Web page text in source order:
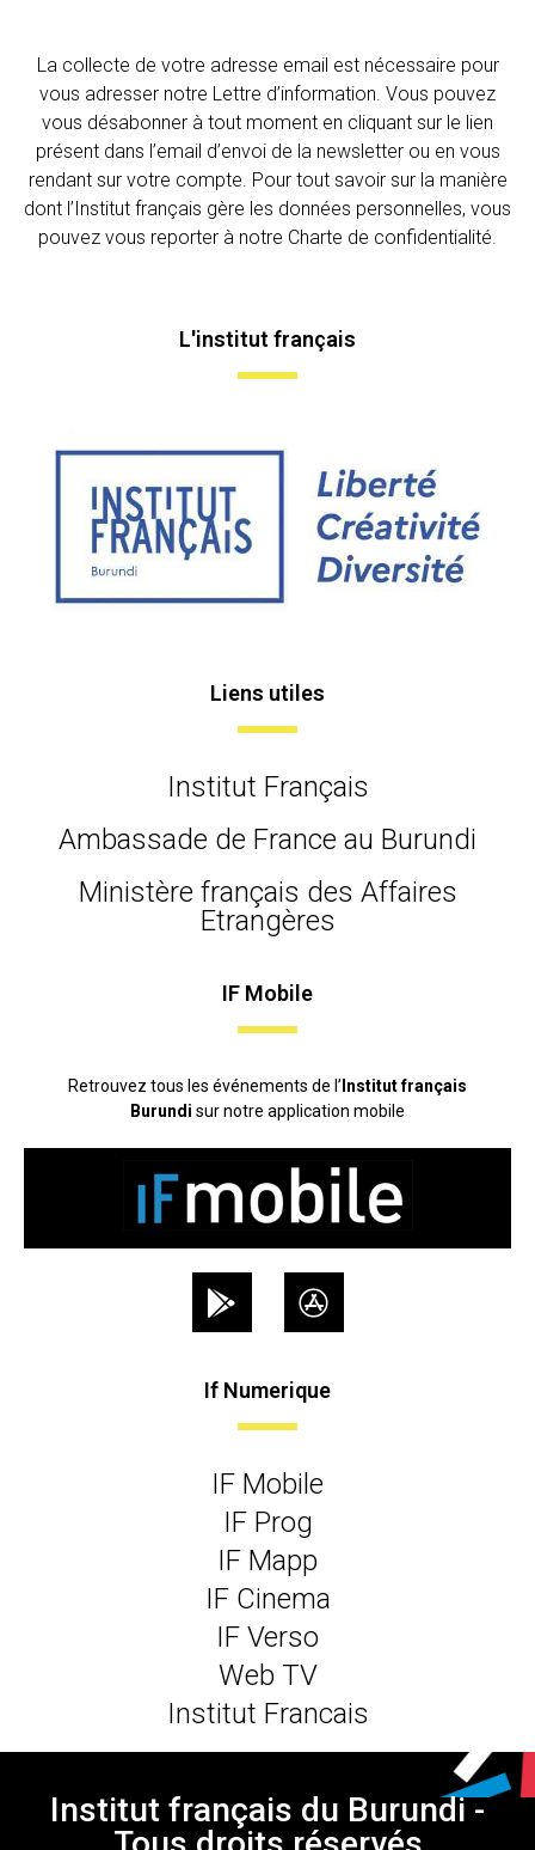
La collecte de votre adresse email est nécessaire pour
vous adresser notre Lettre d’information. Vous pouvez
vous désabonner à tout moment en cliquant sur le lien
présent dans l’email d’envoi de la newsletter ou en vous
rendant sur votre compte. Pour tout savoir sur la manière
dont l’Institut français gère les données personnelles, vous
pouvez vous reporter à notre Charte de confidentialité.
L'institut français
Liens utiles
Institut Français
Ambassade de France au Burundi
Ministère français des Affaires
Etrangères
IF Mobile
Retrouvez tous les événements de l’ Institut français
Burundi sur notre application mobile
If Numerique
IF Mobile
IF Prog
IF Mapp
IF Cinema
IF Verso
Web TV
Institut Francais
Institut français du Burundi -